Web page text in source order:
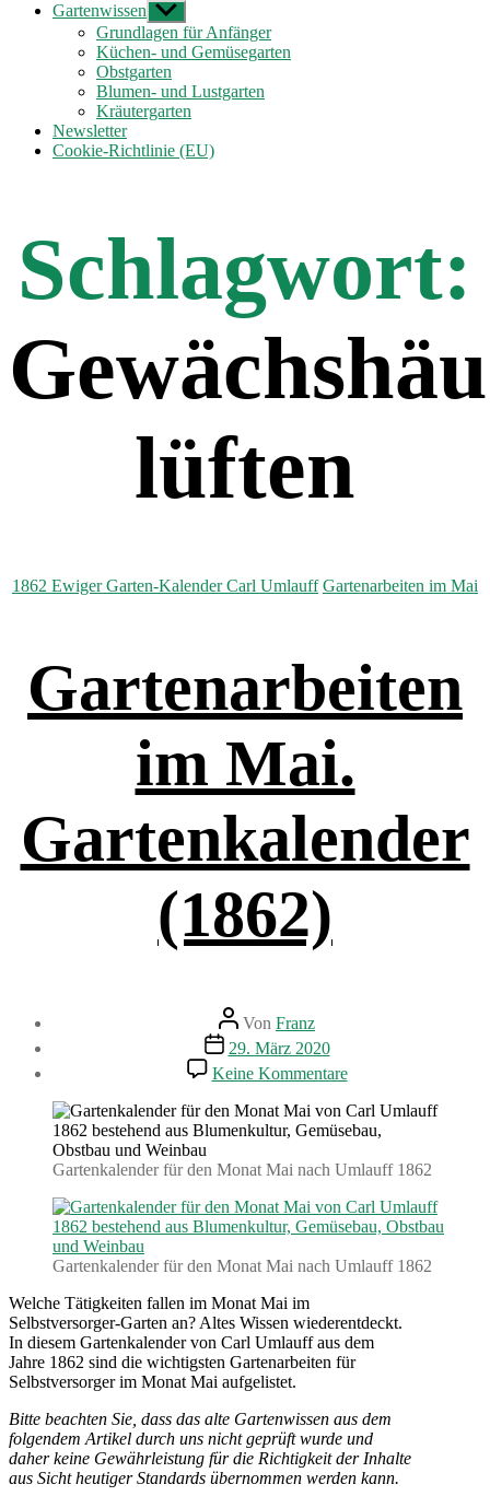
Gartenwissen Untermenü
anzeigen
Grundlagen für Anfänger
Küchen- und Gemüsegarten
Obstgarten
Blumen- und Lustgarten
Kräutergarten
Newsletter
Cookie-Richtlinie (EU)
Schlagwort:
lüften
Kategorien
1862 Ewiger Garten-Kalender Carl Umlauff Gartenarbeiten im Mai
Gartenarbeiten
im Mai.
Gartenkalender
(1862)
Beitragsautor
Von Franz
Beitragsdatum
29. März 2020
Keine Kommentarezu
Gartenarbeiten
im
Mai.
(1862)
Gartenkalender für den Monat Mai nach Umlauff 1862
Gartenkalender für den Monat Mai nach Umlauff 1862
Welche Tätigkeiten fallen im Monat Mai im
Selbstversorger-Garten an? Altes Wissen wiederentdeckt.
In diesem Gartenkalender von Carl Umlauff aus dem
Jahre 1862 sind die wichtigsten Gartenarbeiten für
Selbstversorger im Monat Mai aufgelistet.
Bitte beachten Sie, dass das alte Gartenwissen aus dem
folgendem Artikel durch uns nicht geprüft wurde und
daher keine Gewährleistung für die Richtigkeit der Inhalte
aus Sicht heutiger Standards übernommen werden kann.